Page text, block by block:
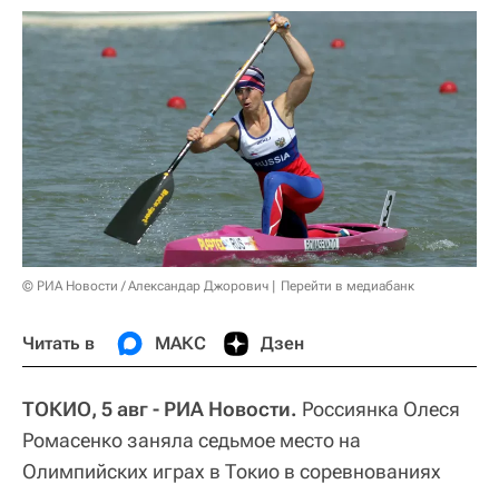
© РИА Новости / Александар Джорович Перейти в медиабанк
Читать в МАКС Дзен
ТОКИО, 5 авг - РИА Новости. Россиянка Олеся
Ромасенко заняла седьмое место на
Олимпийских играх в Токио в соревнованиях